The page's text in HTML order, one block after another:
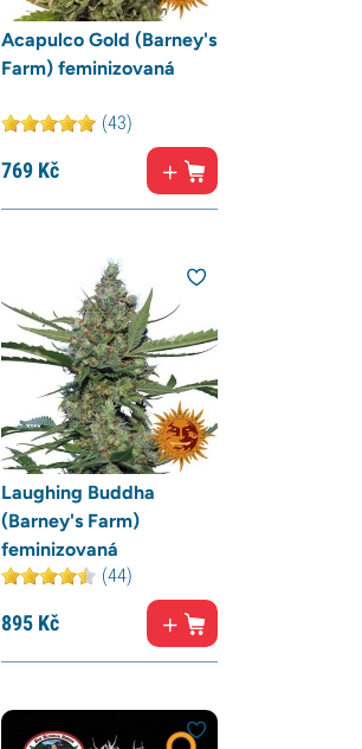
Acapulco Gold (Barney's
Farm) feminizovaná
(43)
769Kč
Laughing Buddha
(Barney's Farm)
feminizovaná
(44)
895Kč